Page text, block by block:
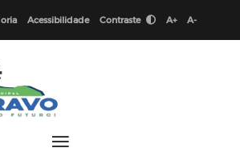
Acessibilidade Contraste A+ A-